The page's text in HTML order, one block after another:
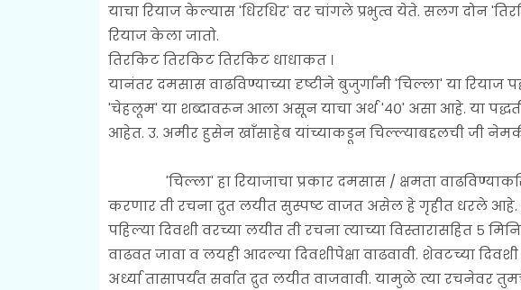
याचा रियाज केल्यास 'धिरधिर' वर चांगले प्रभुत्व येते. सलग दोन
रियाज केला जातो.
तिरकिट तिरकिट तिरकिट धाधाकत ।
यानंतर दमसास वाढविण्याच्या दृष्टीने बुजुर्गांनी 'चिल्ला' या रियाज
'चेहलूम' या शब्दावरून आला असून याचा अर्थ '४०' असा आहे. या
आहेत. उ. अमीर हुसेन खाँसाहेब यांच्याकडून चिल्ल्याबद्दलची जी
'चिल्ला' हा रियाजाचा प्रकार दमसास / क्षमता
करणार ती रचना द्रुत लयीत सुस्पष्ट वाजत असेल हे गृहीत धरले आहे.
पहिल्या दिवशी वरच्या लयीत ती रचना त्याच्या विस्तारासहित ५
वाढवत जावा व लयही आदल्या दिवशीपेक्षा वाढवावी. शेवटच्या
अर्ध्या तासापर्यंत सर्वात द्रुत लयीत वाजवावी. यामुळे त्या रचनेवर